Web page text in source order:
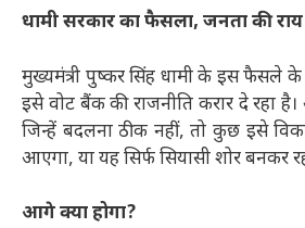
धामी सरकार का फैसला, जनता की राय
मुख्यमंत्री पुष्कर सिंह धामी के इस फैसले
इसे वोट बैंक की राजनीति करार दे रहा
जिन्हें बदलना ठीक नहीं, तो कुछ इसे
आएगा, या यह सिर्फ सियासी शोर बनकर
आगे क्या होगा?